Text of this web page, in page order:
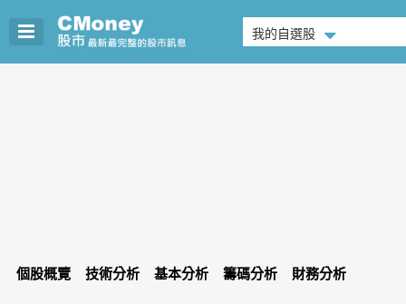
我的自選股
個股概覽 技術分析 基本分析 籌碼分析 財務分析